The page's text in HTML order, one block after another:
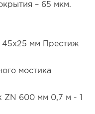
– 65 мкм.
45х25 мм Престиж
мостика
ZN 600 мм 0,7 м - 1